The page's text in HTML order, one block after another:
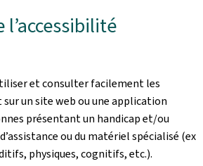
l’accessibilité
et consulter facilement les
un site web ou une application
présentant un handicap et/ou
ou du matériel spécialisé (ex
physiques, cognitifs, etc.).